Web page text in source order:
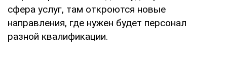
сфера услуг, там откроются новые
направления, где нужен будет персонал
разной квалификации.